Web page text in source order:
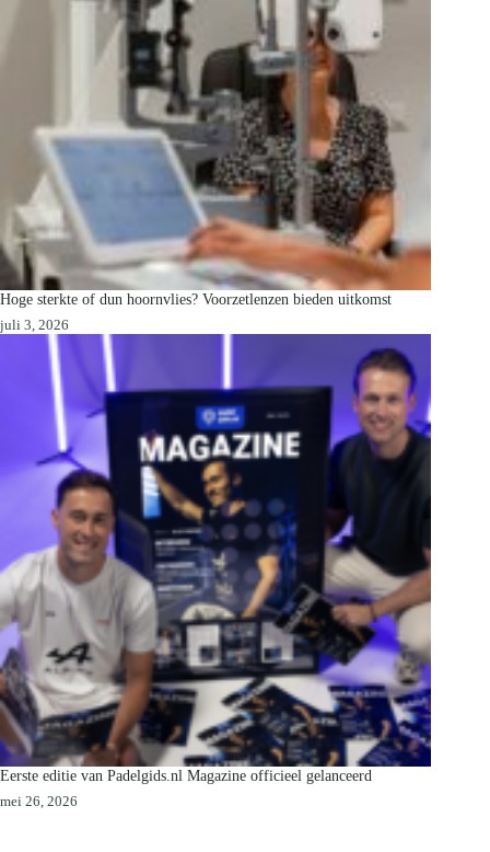
Hoge sterkte of dun hoornvlies? Voorzetlenzen bieden uitkomst
juli 3, 2026
Eerste editie van Padelgids.nl Magazine officieel gelanceerd
mei 26, 2026